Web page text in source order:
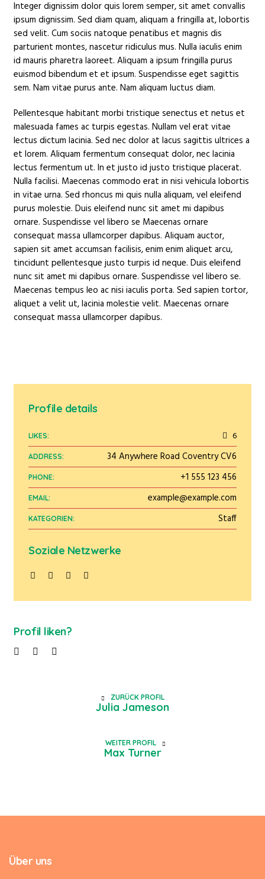
Integer dignissim dolor quis lorem semper, sit amet convallis
ipsum dignissim. Sed diam quam, aliquam a fringilla at, lobortis
sed velit. Cum sociis natoque penatibus et magnis dis
parturient montes, nascetur ridiculus mus. Nulla iaculis enim
id mauris pharetra laoreet. Aliquam a ipsum fringilla purus
euismod bibendum et et ipsum. Suspendisse eget sagittis
sem. Nam vitae purus ante. Nam aliquam luctus diam.
Pellentesque habitant morbi tristique senectus et netus et
malesuada fames ac turpis egestas. Nullam vel erat vitae
lectus dictum lacinia. Sed nec dolor at lacus sagittis ultrices a
et lorem. Aliquam fermentum consequat dolor, nec lacinia
lectus fermentum ut. In et justo id justo tristique placerat.
Nulla facilisi. Maecenas commodo erat in nisi vehicula lobortis
in vitae urna. Sed rhoncus mi quis nulla aliquam, vel eleifend
purus molestie. Duis eleifend nunc sit amet mi dapibus
ornare. Suspendisse vel libero se Maecenas ornare
consequat massa ullamcorper dapibus. Aliquam auctor,
sapien sit amet accumsan facilisis, enim enim aliquet arcu,
tincidunt pellentesque justo turpis id neque. Duis eleifend
nunc sit amet mi dapibus ornare. Suspendisse vel libero se.
Maecenas tempus leo ac nisi iaculis porta. Sed sapien tortor,
aliquet a velit ut, lacinia molestie velit. Maecenas ornare
consequat massa ullamcorper dapibus.
Profile details
LIKES: 6
ADDRESS: 34 Anywhere Road Coventry CV6
PHONE: +1 555 123 456
EMAIL: example@example.com
KATEGORIEN: Staff
Soziale Netzwerke
Profil liken?
ZURÜCK PROFIL
Julia Jameson
WEITER PROFIL
Max Turner
Über uns